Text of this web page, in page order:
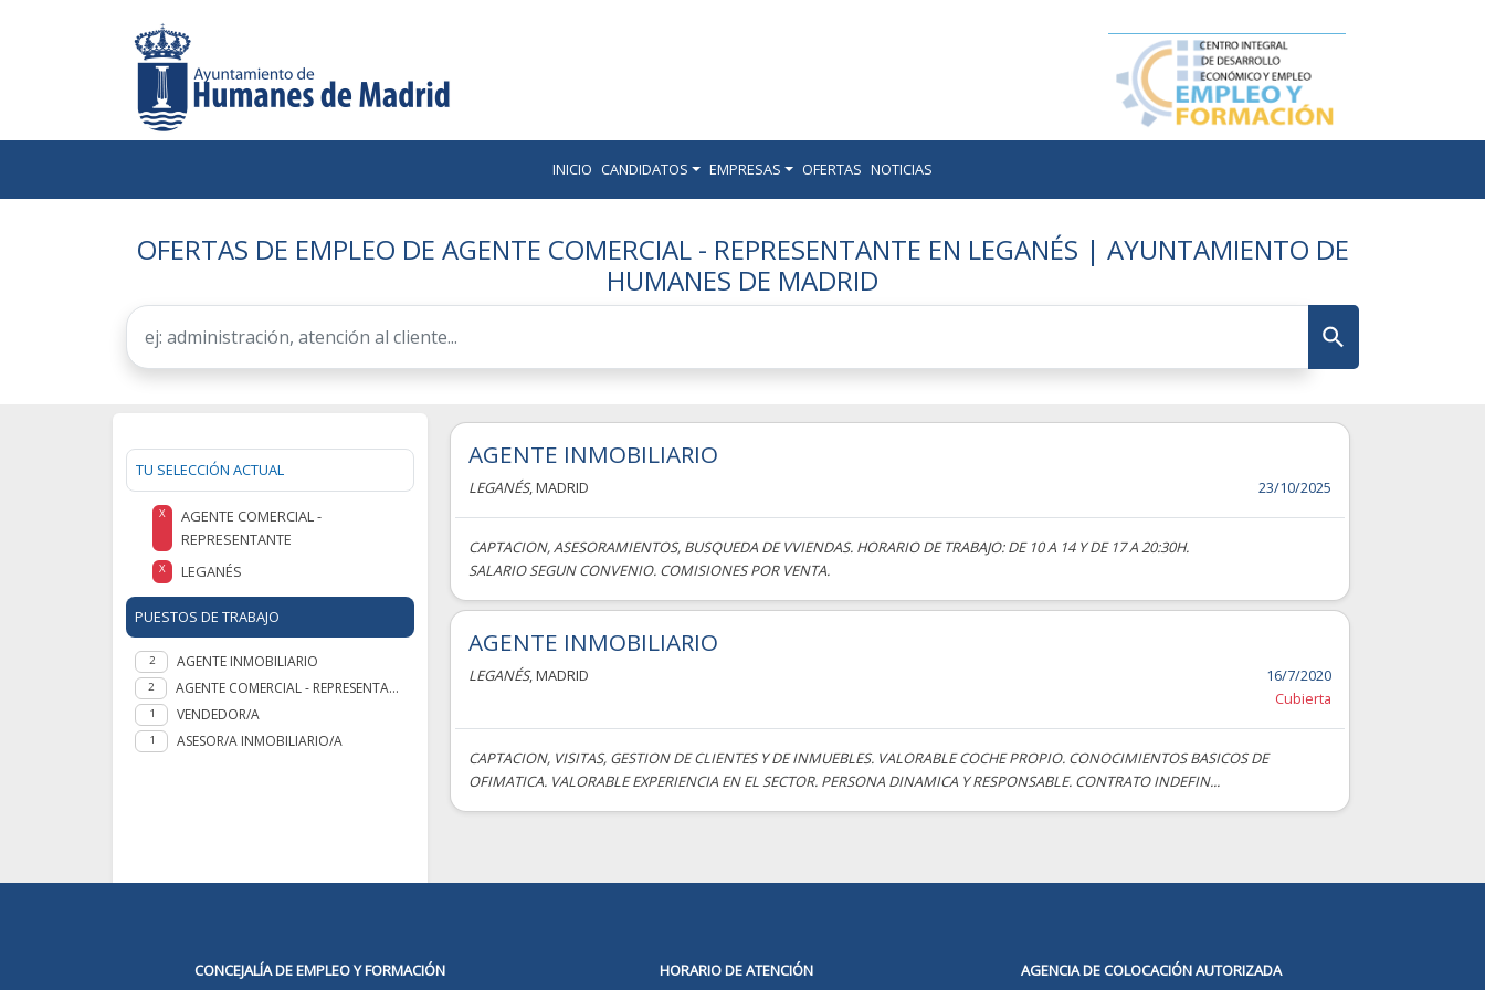
INICIO CANDIDATOS EMPRESAS OFERTAS NOTICIAS
OFERTAS DE EMPLEO DE AGENTE COMERCIAL - REPRESENTANTE EN LEGANÉS | AYUNTAMIENTO DE
HUMANES DE MADRID
TU SELECCIÓN ACTUAL
X
AGENTE COMERCIAL -
REPRESENTANTE
X LEGANÉS
PUESTOS DE TRABAJO
2 AGENTE INMOBILIARIO
2 AGENTE COMERCIAL - REPRESENTANTE
1 VENDEDOR/A
1 ASESOR/A INMOBILIARIO/A
AGENTE INMOBILIARIO
LEGANÉS, MADRID 23/10/2025
CAPTACION, ASESORAMIENTOS, BUSQUEDA DE VVIENDAS. HORARIO DE TRABAJO: DE 10 A 14 Y DE 17 A 20:30H.
SALARIO SEGUN CONVENIO. COMISIONES POR VENTA.
AGENTE INMOBILIARIO
LEGANÉS, MADRID
16/7/2020
Cubierta
CAPTACION, VISITAS, GESTION DE CLIENTES Y DE INMUEBLES. VALORABLE COCHE PROPIO. CONOCIMIENTOS BASICOS DE
OFIMATICA. VALORABLE EXPERIENCIA EN EL SECTOR. PERSONA DINAMICA Y RESPONSABLE. CONTRATO INDEFIN...
CONCEJALÍA DE EMPLEO Y FORMACIÓN
HORARIO DE ATENCIÓN
AGENCIA DE COLOCACIÓN AUTORIZADA